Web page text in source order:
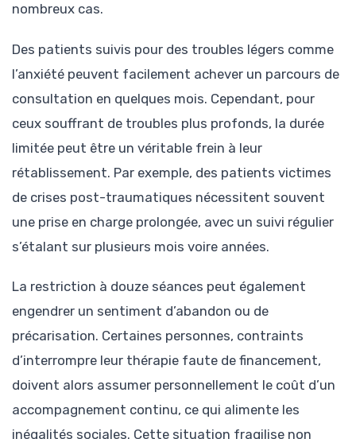
nombreux cas.
Des patients suivis pour des troubles légers comme
l’anxiété peuvent facilement achever un parcours de
consultation en quelques mois. Cependant, pour
ceux souffrant de troubles plus profonds, la durée
limitée peut être un véritable frein à leur
rétablissement. Par exemple, des patients victimes
de crises post-traumatiques nécessitent souvent
une prise en charge prolongée, avec un suivi régulier
s’étalant sur plusieurs mois voire années.
La restriction à douze séances peut également
engendrer un sentiment d’abandon ou de
précarisation. Certaines personnes, contraints
d’interrompre leur thérapie faute de financement,
doivent alors assumer personnellement le coût d’un
accompagnement continu, ce qui alimente les
inégalités sociales. Cette situation fragilise non